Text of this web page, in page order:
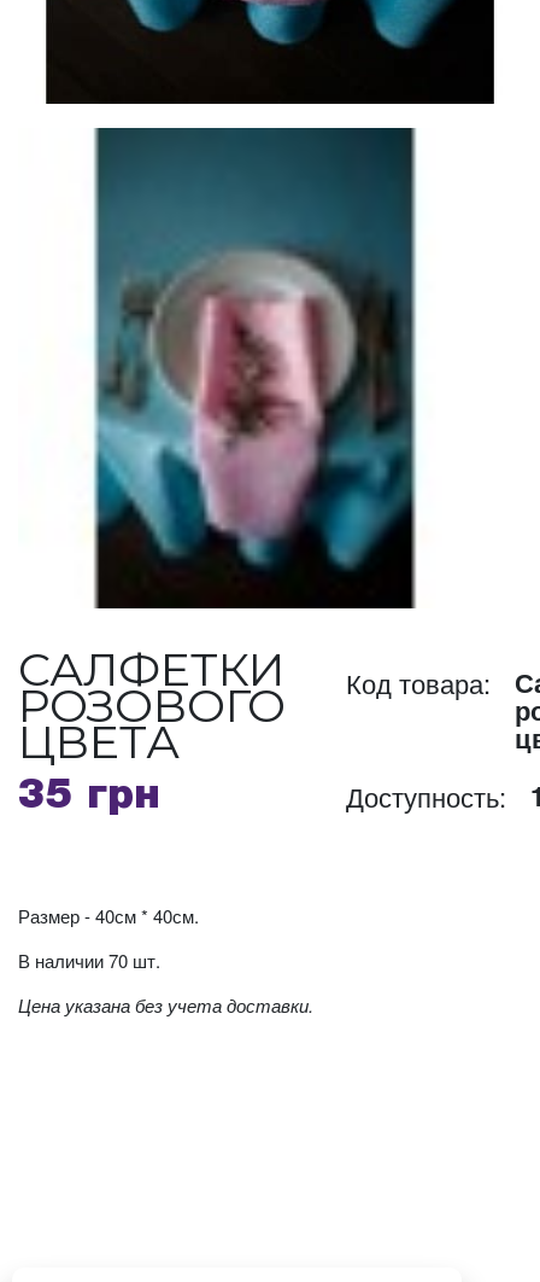
САЛФЕТКИ
РОЗОВОГО
ЦВЕТА
35 грн
Код товара:
Доступность:
Размер - 40см * 40см.
В наличии 70 шт.
Цена указана без учета доставки.